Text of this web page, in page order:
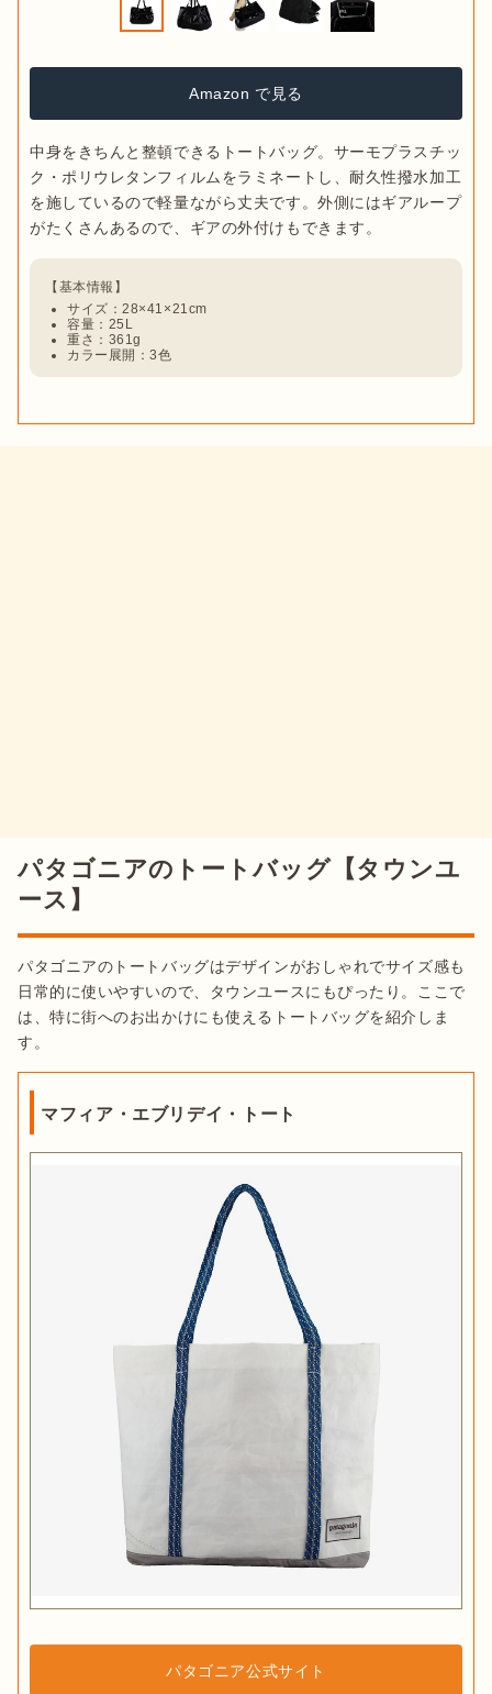
Amazon で見る
中身をきちんと整頓できるトートバッグ。サーモプラスチッ
ク・ポリウレタンフィルムをラミネートし、耐久性撥水加工
を施しているので軽量ながら丈夫です。外側にはギアループ
サイズ：28×41×21cm
容量：25L
重さ：361g
カラー展開：3色
パタゴニアのトートバッグ【タウンユ
ース】
パタゴニアのトートバッグはデザインがおしゃれでサイズ感も
日常的に使いやすいので、タウンユースにもぴったり。ここで
は、特に街へのお出かけにも使えるトートバッグを紹介しま
す。
マフィア・エブリデイ・トート
パタゴニア公式サイト